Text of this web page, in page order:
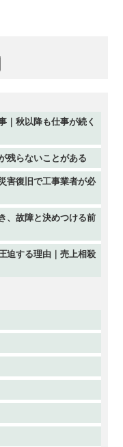
｜秋以降も仕事が続く
残らないことがある
害復旧で工事業者が必
、故障と決めつける前
迫する理由｜売上相殺